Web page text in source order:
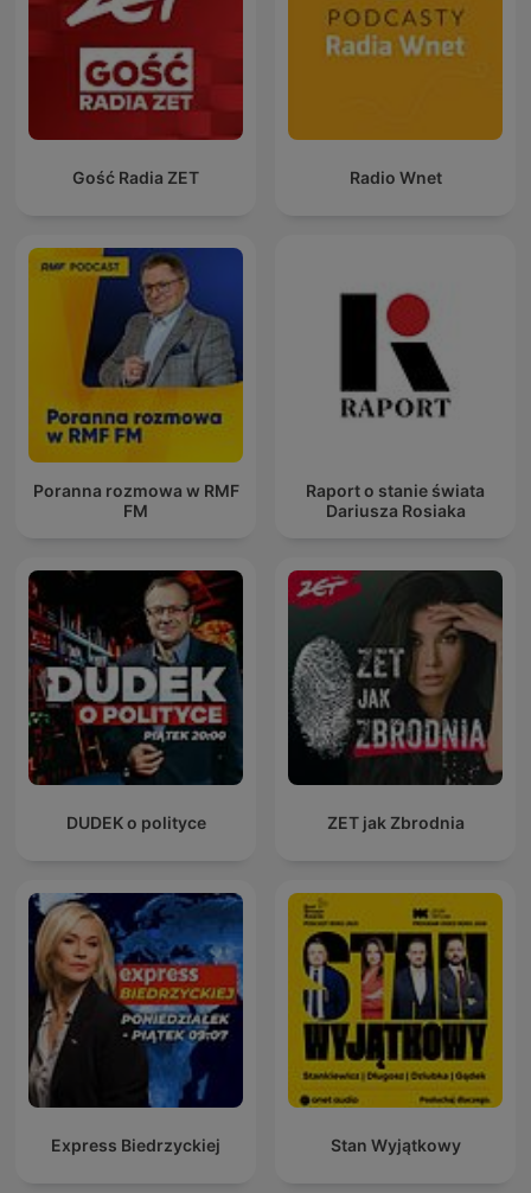
Gość Radia ZET Radio Wnet
Poranna rozmowa w RMF
FM
Raport o stanie świata
Dariusza Rosiaka
DUDEK o polityce ZET jak Zbrodnia
Express Biedrzyckiej Stan Wyjątkowy